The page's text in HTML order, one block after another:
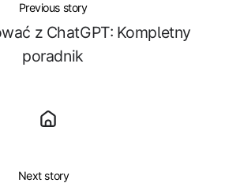
Previous story
z ChatGPT: Kompletny
poradnik
Next story